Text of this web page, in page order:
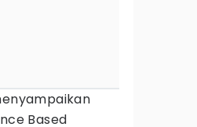
Based